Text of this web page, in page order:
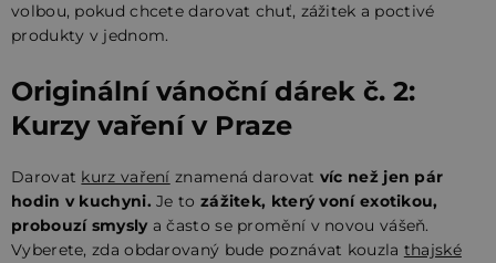
volbou, pokud chcete darovat chuť, zážitek a poctivé
produkty v jednom.
Originální vánoční dárek č. 2:
Kurzy vaření v Praze
Darovat kurz vaření znamená darovat víc než jen pár
hodin v kuchyni. Je to zážitek, který voní exotikou,
probouzí smyslya často se promění v novou vášeň.
Vyberete, zda obdarovaný bude poznávat kouzla thajské